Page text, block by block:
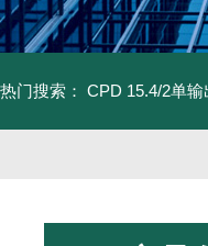
热门搜索： CPD 15.4/2单